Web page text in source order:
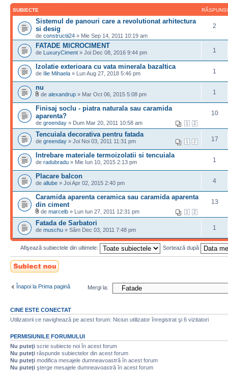
SUBIECTE
Sistemul de panouri care a revolutionat arhitectura
si desig
de constructii24 » Mie Sep 14, 2011 10:19 am
2
FATADE MICROCIMENT
de LuxuryCiment » Joi Dec 08, 2016 9:44 pm 1
Izolatie exterioara cu vata minerala bazaltica
de Ilie Mihaela » Lun Aug 27, 2018 5:46 pm 1
nu
de alexandrup » Mar Oct 06, 2015 5:08 pm 1
Finisaj soclu - piatra naturala sau caramida
aparenta?
1 2
de greenday » Dum Mar 20, 2011 10:58 am
10
Tencuiala decorativa pentru fatada
1 2
de greenday » Joi Noi 03, 2011 11:31 pm 17
Intrebare materiale termoizolatii si tencuiala
de radubradu » Mie Iun 10, 2015 2:13 pm 1
Placare balcon
de allube » Joi Apr 02, 2015 2:40 pm 4
Caramida aparenta ceramica sau caramida aparenta
din ciment
1 2
de marcelb » Lun Iun 27, 2011 12:31 pm
13
Fatada de Sarbatori
de muschu » Sâm Dec 03, 2011 7:48 pm 1
Afişează subiectele din ultimele: Sortează după
Scrie un subiect
nou
Înapoi la Prima pagină Mergi la:
CINE ESTE CONECTAT
Utilizatorii ce navighează pe acest forum: Niciun utilizator înregistrat şi 6 vizitatori
PERMISIUNILE FORUMULUI
Nu puteţi scrie subiecte noi în acest forum
Nu puteţi răspunde subiectelor din acest forum
Nu puteţi modifica mesajele dumneavoastră în acest forum
Nu puteţi şterge mesajele dumneavoastră în acest forum